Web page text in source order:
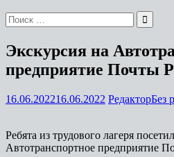
Экскурсия на
предприятие Почты
16.06.202216.06.2022 РедакторБез
Ребята из трудового лагеря
Автотранспортное предприятие